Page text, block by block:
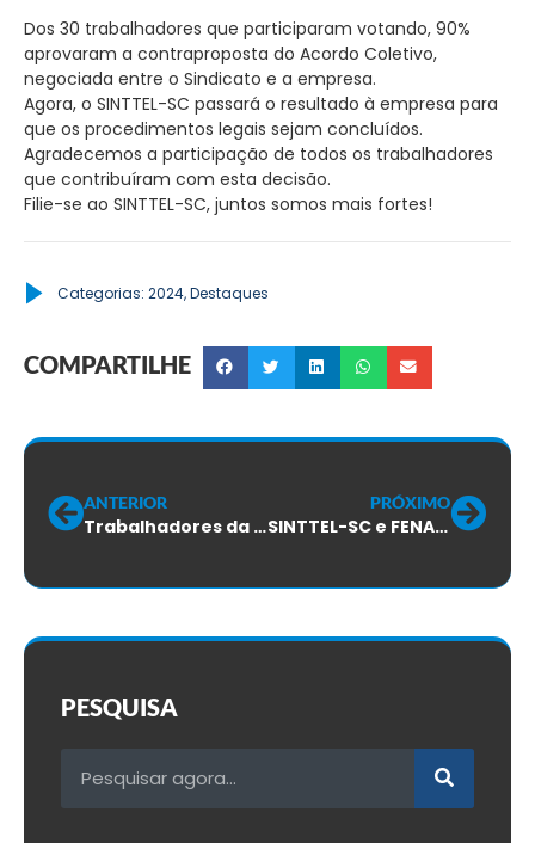
Dos 30 trabalhadores que participaram votando, 90%
aprovaram a contraproposta do Acordo Coletivo,
negociada entre o Sindicato e a empresa.
Agora, o SINTTEL-SC passará o resultado à empresa para
que os procedimentos legais sejam concluídos.
Agradecemos a participação de todos os trabalhadores
que contribuíram com esta decisão.
Filie-se ao SINTTEL-SC, juntos somos mais fortes!
Categorias: 2024,Destaques
COMPARTILHE
ANTERIOR
Trabalhadores da VEX aprovam ACT, com 95.3% dos votos
PRÓXIMO
SINTTEL-SC e FENATTEL se reúnem em Montevidéu com dirigentes sindicais de todas as Américas
PESQUISA